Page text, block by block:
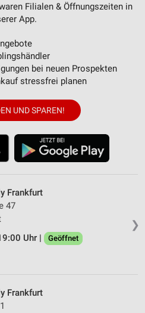
Filialen & Öffnungszeiten in
App.
bei neuen Prospekten
stressfrei planen
UND SPAREN!
❯
Frankfurt
47
Uhr |
Geöffnet
Frankfurt